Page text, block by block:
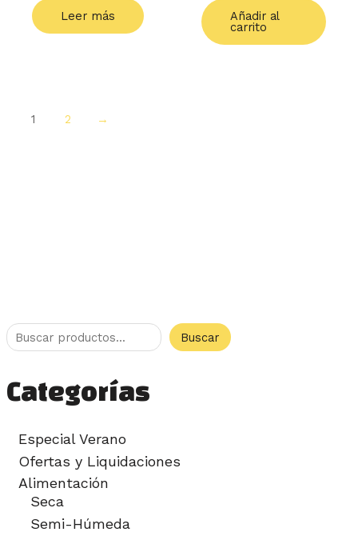
Buscar
Categorías
Especial Verano
Ofertas y Liquidaciones
Alimentación
Seca
Semi-Húmeda
Leer más Añadir al
carrito
1 2 →